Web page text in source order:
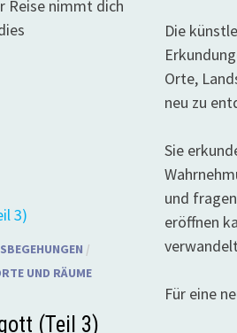
Reise nimmt dich
/
UND RÄUME
(Teil 3)
Die
Orte,
neu zu
Sie
und
eröffnen
Für eine